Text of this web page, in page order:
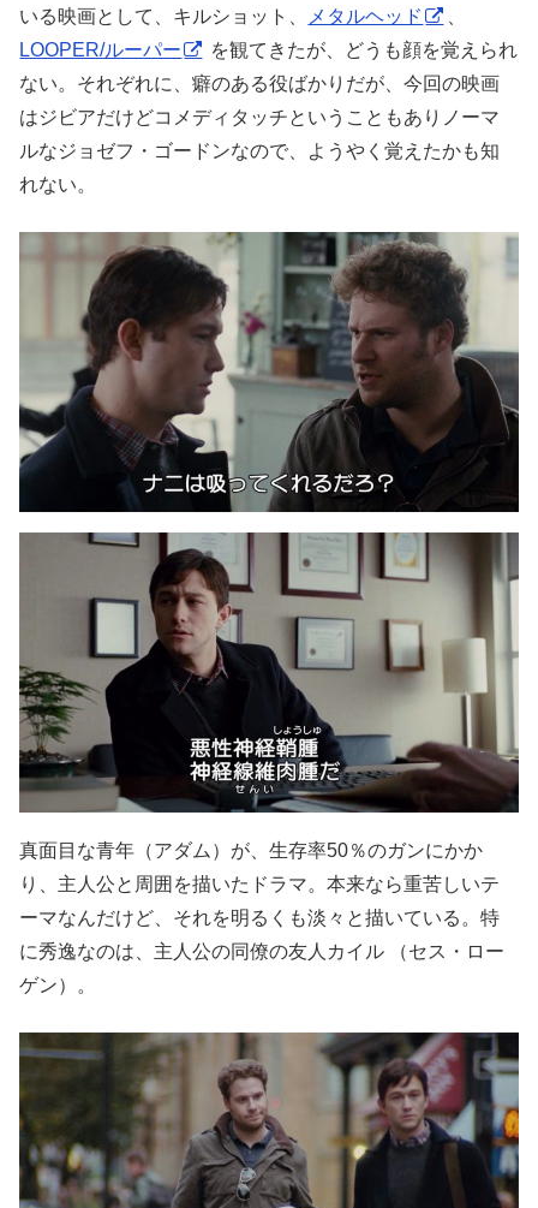
いる映画として、キルショット、
メタルヘッド
LOOPER/ルーパー
を観てきたが、どうも顔を覚えられ
ない。それぞれに、癖のある役ばかりだが、今回の映画
はジビアだけどコメディタッチということもありノーマ
ルなジョゼフ・ゴードンなので、ようやく覚えたかも知
れない。
真面目な青年（アダム）が、生存率50％のガンにかか
り、主人公と周囲を描いたドラマ。本来なら重苦しいテ
ーマなんだけど、それを明るくも淡々と描いている。特
に秀逸なのは、主人公の同僚の友人カイル （セス・ロー
ゲン）。